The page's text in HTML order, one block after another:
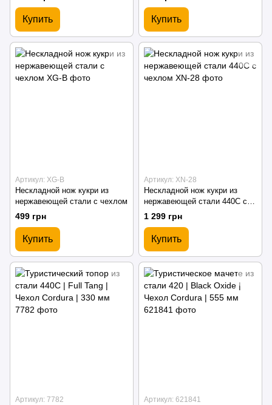
Купить
чехлом
Купить
Артикул: XG-B
Нескладной нож кукри из
нержавеющей стали с чехлом
499 грн
Купить
Артикул: XN-28
Нескладной нож кукри из
нержавеющей стали 440C с
чехлом
1 299 грн
Купить
Артикул: 7782 Артикул: 621841